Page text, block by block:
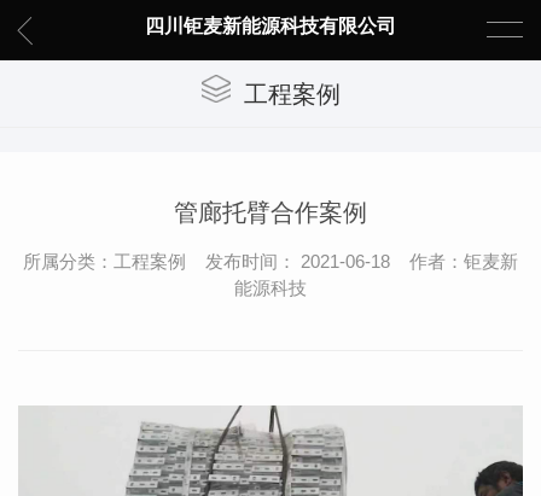
四川钜麦新能源科技有限公司
工程案例
管廊托臂合作案例
所属分类：工程案例 发布时间： 2021-06-18 作者：钜麦新
能源科技